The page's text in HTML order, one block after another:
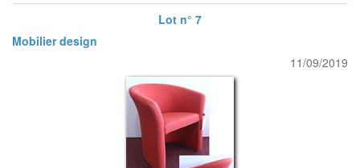
Lot n° 7
Mobilier design
11/09/2019